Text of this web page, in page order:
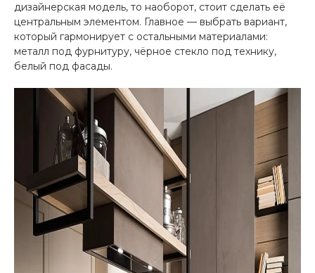
дизайнерская модель, то наоборот, стоит сделать её
центральным элементом. Главное — выбрать вариант,
который гармонирует с остальными материалами:
металл под фурнитуру, чёрное стекло под технику,
белый под фасады.